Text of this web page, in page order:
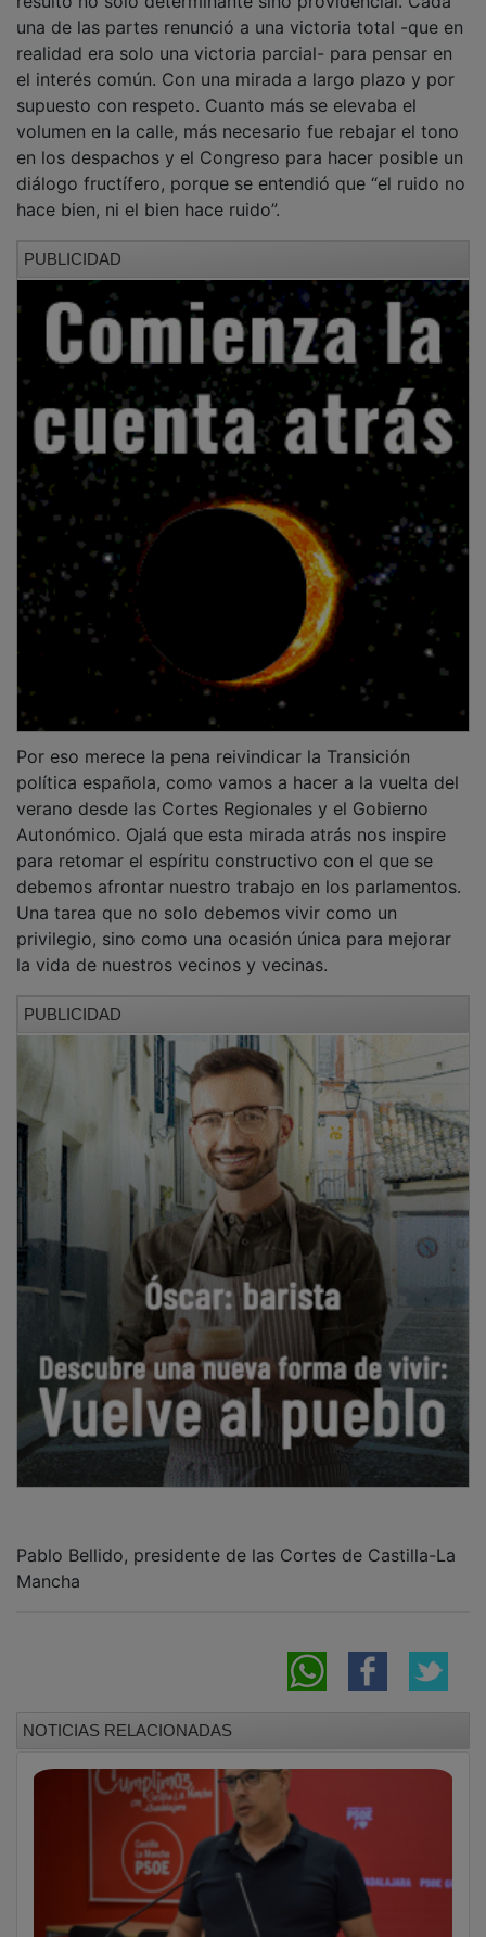
una de las partes renunció a una victoria total -que en
realidad era solo una victoria parcial- para pensar en
el interés común. Con una mirada a largo plazo y por
supuesto con respeto. Cuanto más se elevaba el
volumen en la calle, más necesario fue rebajar el tono
en los despachos y el Congreso para hacer posible un
diálogo fructífero, porque se entendió que “el ruido no
hace bien, ni el bien hace ruido”.
política española, como vamos a hacer a la vuelta del
verano desde las Cortes Regionales y el Gobierno
Autonómico. Ojalá que esta mirada atrás nos inspire
para retomar el espíritu constructivo con el que se
debemos afrontar nuestro trabajo en los parlamentos.
Una tarea que no solo debemos vivir como un
privilegio, sino como una ocasión única para mejorar
la vida de nuestros vecinos y vecinas.
Mancha